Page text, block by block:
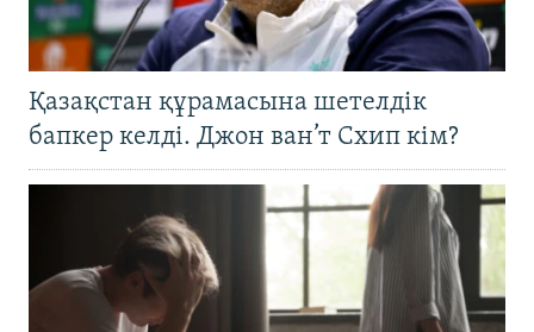
Қазақстан құрамасына шетелдік
бапкер келді. Джон ван’т Схип кім?